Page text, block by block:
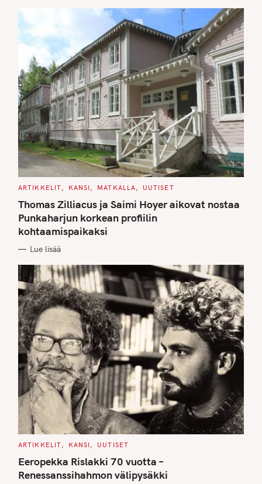
C
T
E
G
O
R
I
S
ARTIKKELIT KANSI MATKALLA UUTISET
Thomas Zilliacus ja Saimi Hoyer aikovat nostaa
Punkaharjun korkean profiilin
kohtaamispaikaksi
Lue lisää
C
T
E
G
O
ARTIKKELIT KANSI UUTISET
Eeropekka Rislakki 70 vuotta –
Renessanssihahmon välipysäkki